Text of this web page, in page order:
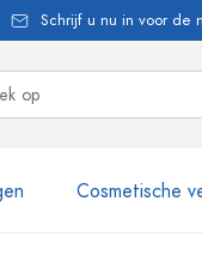
Schrijf u nu in voor de
Cosmetische